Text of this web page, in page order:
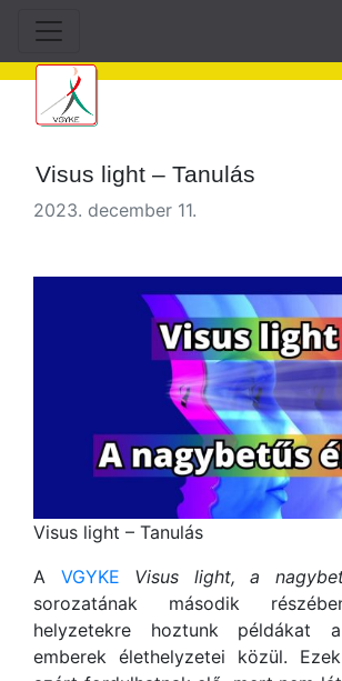
Visus light – Tanulás
2023. december 11.
Visus light – Tanulás
A VGYKE Visus light, a
sorozatának második
helyzetekre hoztunk példákat
emberek élethelyzetei közül.